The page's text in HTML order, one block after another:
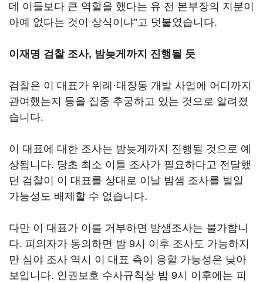
데 이들보다 큰 역할을 했다는 유 전 본부장의 지분이
아예 없다는 것이 상식이냐”고 덧붙였습니다.
이재명 검찰 조사, 밤늦게까지 진행될 듯
검찰은 이 대표가 위례·대장동 개발 사업에 어디까지
관여했는지 등을 집중 추궁하고 있는 것으로 알려졌
습니다.
이 대표에 대한 조사는 밤늦게까지 진행될 것으로 예
상됩니다. 당초 최소 이틀 조사가 필요하다고 전달했
던 검찰이 이 대표를 상대로 이날 밤샘 조사를 벌일
가능성도 배제할 수 없습니다.
다만 이 대표가 이를 거부하면 밤샘조사는 불가합니
다. 피의자가 동의하면 밤 9시 이후 조사도 가능하지
만 심야 조사 역시 이 대표 측이 응할 가능성은 낮아
보입니다. 인권보호 수사규칙상 밤 9시 이후에는 피